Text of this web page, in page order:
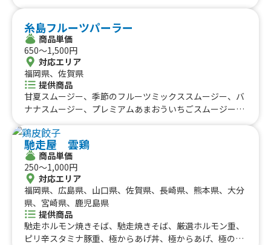
糸島フルーツパーラー
商品単価
650〜1,500円
対応エリア
福岡県、佐賀県
提供商品
甘夏スムージー、季節のフルーツミックススムージー、バ
ナナスムージー、プレミアムあまおういちごスムージー、
スムージー、糸島あまおうみるくスムージー、糸島デコ&
マンゴースムージー、糸島デコスムージー、糸島クラフト
ジュース(糸島あまおう・糸島みかん・糸島レモン・糸島
ゆず・糸島かぼす)、糸島クラフトソーダ(糸島あまおう・
糸島みかん・糸島レモン・糸島ゆず・糸島かぼす)
馳走屋 雲鶏
商品単価
250〜1,000円
対応エリア
福岡県、広島県、山口県、佐賀県、長崎県、熊本県、大分
県、宮崎県、鹿児島県
提供商品
馳走ホルモン焼きそば、馳走焼きそば、厳選ホルモン重、
ピリ辛スタミナ豚重、極からあげ丼、極からあげ、極のた